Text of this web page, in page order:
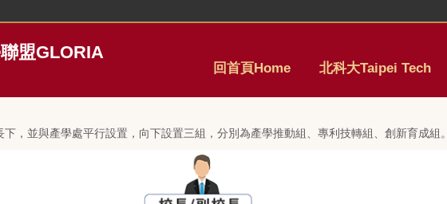
盟GLORIA
回首頁Home 北科大Taipei Tech
，並與產學處平行設置，向下設置三組，分別為產學推動組、專利技轉組、創新育成組。